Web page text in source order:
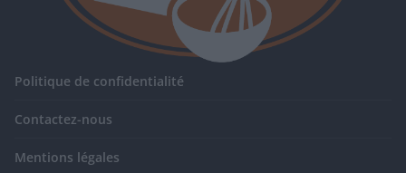
Politique de confidentialité
Contactez-nous
Mentions légales